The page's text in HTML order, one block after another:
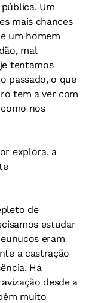
Um
mais chances
um homem
mal
tentamos
passado, o que
tem a ver com
nos
explora, a
de
estudar
eram
a castração
Há
desde a
muito